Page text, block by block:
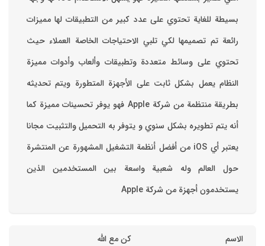
بسيطة للغاية تحتوي على عدد كبير من التطبيقات لها مميزات
رائعة تم تصميمها لكي تلبي الاحتياجات الخاصة العملاء حيث
تحتوي على وسائط متعددة وتطبيقات وألعاب وأدوات مميزة
‏النظام يعمل بشكل ثابت على الأجهزة المتطورة ويتم تحديثه
بطريقة منتظمة من شركة Apple فهو يوفر تحسينات مميزة كما
أنه يتم تطويره بشكل سنوي و يتوفر به التحميل والتثبيت مجانا
‏يعتبر أي iOS من أفضل أنظمة التشغيل المشهورة عن المنتشرة
حول العالم وله شعبية واسعة بين المستخدمين الذين
يستخدمون أجهزة من شركة Apple
الاسم كن مع الله